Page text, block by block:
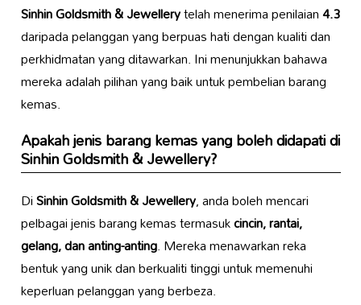
Sinhin Goldsmith & Jewellerytelah menerima penilaian4.3
daripada pelanggan yang berpuas hati dengan kualiti dan
perkhidmatan yang ditawarkan. Ini menunjukkan bahawa
mereka adalah pilihan yang baik untuk pembelian barang
kemas.
Apakah jenis barang kemas yang boleh didapati di
Sinhin Goldsmith & Jewellery?
DiSinhin Goldsmith & Jewellery, anda boleh mencari
pelbagai jenis barang kemas termasukcincin, rantai,
gelang, dan anting-anting. Mereka menawarkan reka
bentuk yang unik dan berkualiti tinggi untuk memenuhi
keperluan pelanggan yang berbeza.